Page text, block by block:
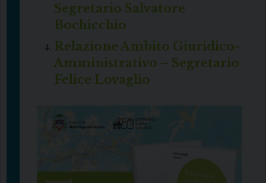
Segretario Salvatore
Bochicchio
Relazione Ambito Giuridico-
Amministrativo – Segretario
Felice Lovaglio